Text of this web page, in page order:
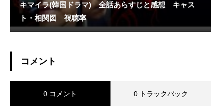
キマイラ(韓国ドラマ) 全話あらすじと感想 キャス
ト・相関図 視聴率
コメント
0 コメント 0 トラックバック